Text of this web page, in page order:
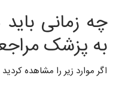
چه زمانی
به پزشک
اگر موارد زیر را مشاهده